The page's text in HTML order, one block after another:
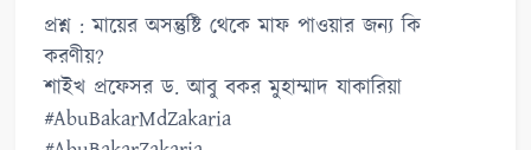
প্রশ্ন : মায়ের অসন্তুষ্টি থেকে মাফ পাওয়ার জন্য কি
করণীয়?
শাইখ প্রফেসর ড. আবু বকর মুহাম্মাদ যাকারিয়া
#AbuBakarMdZakaria